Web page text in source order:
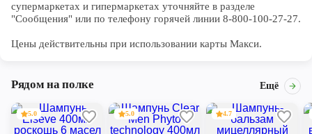
супермаркетах и гипермаркетах уточняйте в разделе
"Сообщения" или по телефону горячей линии 8-800-100-27-27.
Цены действительны при использовании карты Макси.
Рядом на полке Ещё
5.0 5.0 4.7